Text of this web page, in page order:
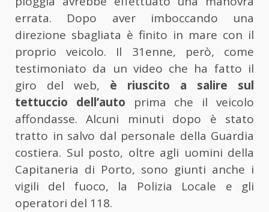
errata. Dopo aver imboccando una
direzione sbagliata è finito in mare con il
proprio veicolo. Il 31enne, però, come
testimoniato da un video che ha fatto il
giro del web, è riuscito a salire sul
tettuccio dell’auto prima che il veicolo
affondasse. Alcuni minuti dopo è stato
tratto in salvo dal personale della Guardia
costiera. Sul posto, oltre agli uomini della
Capitaneria di Porto, sono giunti anche i
vigili del fuoco, la Polizia Locale e gli
operatori del 118.